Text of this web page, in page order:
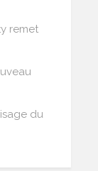
remet
du